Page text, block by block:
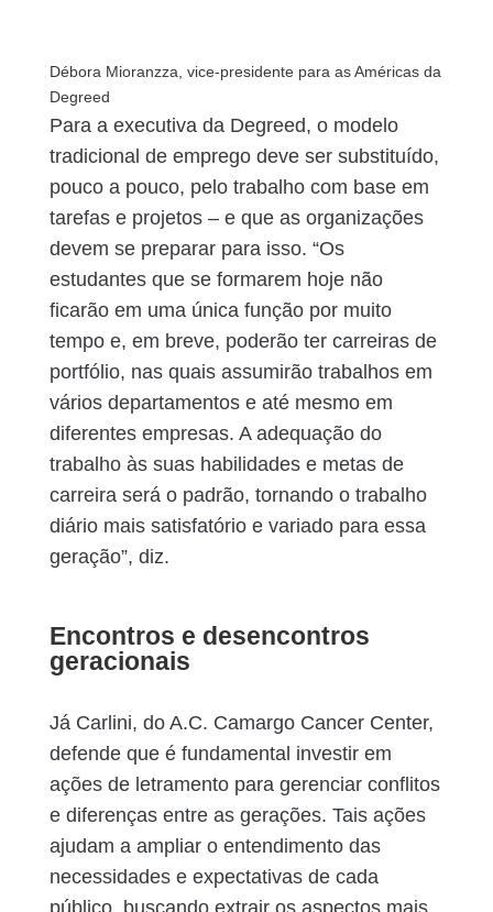
Débora Mioranzza, vice-presidente para as Américas da
Degreed
Para a executiva da Degreed, o modelo
tradicional de emprego deve ser substituído,
pouco a pouco, pelo trabalho com base em
tarefas e projetos – e que as organizações
devem se preparar para isso. “Os
estudantes que se formarem hoje não
ficarão em uma única função por muito
tempo e, em breve, poderão ter carreiras de
portfólio, nas quais assumirão trabalhos em
vários departamentos e até mesmo em
diferentes empresas. A adequação do
trabalho às suas habilidades e metas de
carreira será o padrão, tornando o trabalho
diário mais satisfatório e variado para essa
geração”, diz.
Encontros e desencontros
geracionais
Já Carlini, do A.C. Camargo Cancer Center,
defende que é fundamental investir em
ações de letramento para gerenciar conflitos
e diferenças entre as gerações. Tais ações
ajudam a ampliar o entendimento das
necessidades e expectativas de cada